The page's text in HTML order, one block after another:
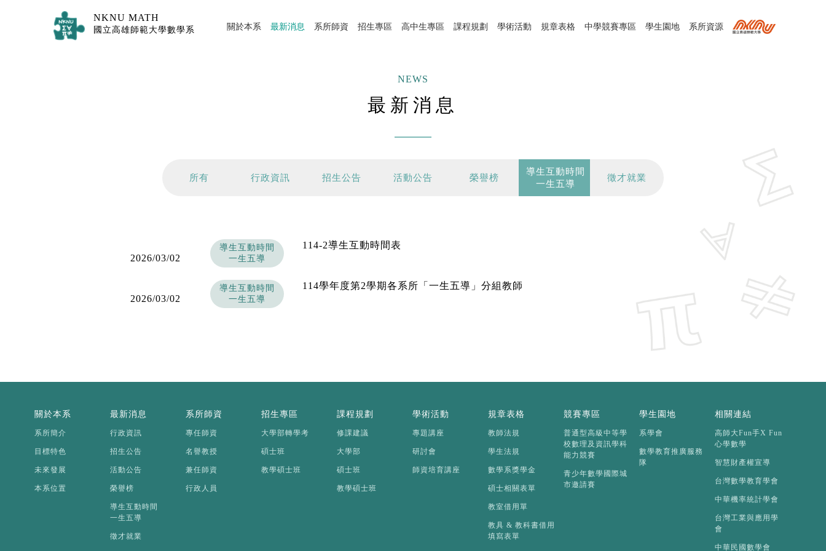
NKNU MATH
國立高雄師範大學數學系 關於本系 最新消息 系所師資 招生專區 高中生專區 課程規劃 學術活動 規章表格 中學競賽專區 學生園地 系所資源
NEWS
最新消息
所有 行政資訊 招生公告 活動公告 榮譽榜
導生互動時間
一生五導
徵才就業
2026/03/02
導生互動時間
一生五導
114-2導生互動時間表
2026/03/02
導生互動時間
一生五導
114學年度第2學期各系所「一生五導」分組教師
關於本系
系所簡介
目標特色
未來發展
本系位置
最新消息
行政資訊
招生公告
活動公告
榮譽榜
導生互動時間
一生五導
徵才就業
系所師資
專任師資
名譽教授
兼任師資
行政人員
招生專區
大學部轉學考
碩士班
教學碩士班
課程規劃
修課建議
大學部
碩士班
教學碩士班
學術活動
專題講座
研討會
師資培育講座
規章表格
教師法規
學生法規
數學系獎學金
碩士相關表單
教室借用單
教具 & 教科書借用
填寫表單
競賽專區
普通型高級中等學
校數理及資訊學科
能力競賽
青少年數學國際城
市邀請賽
學生園地
系學會
數學教育推廣服務
隊
相關連結
高師大Fun手X Fun
心學數學
智慧財產權宣導
台灣數學教育學會
中華機率統計學會
台灣工業與應用學
會
中華民國數學會